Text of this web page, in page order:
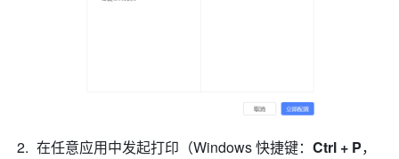
在任意应用中发起打印（Windows 快捷键：Ctrl + P，